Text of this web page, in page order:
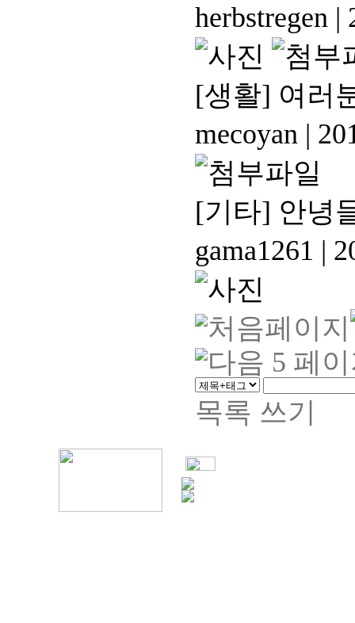
herbstregen |
[생활] 여러
mecoyan |
[기타] 안녕
gama1261 |
목록 쓰기